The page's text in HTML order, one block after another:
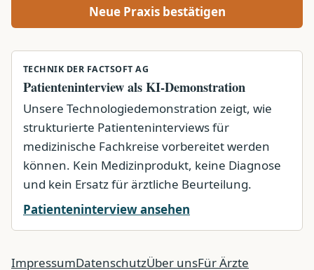
Neue Praxis bestätigen
TECHNIK DER FACTSOFT AG
Patienteninterview als KI-Demonstration
Unsere Technologiedemonstration zeigt, wie
strukturierte Patienteninterviews für
medizinische Fachkreise vorbereitet werden
können. Kein Medizinprodukt, keine Diagnose
und kein Ersatz für ärztliche Beurteilung.
Patienteninterview ansehen
ImpressumDatenschutzÜber unsFür Ärzte